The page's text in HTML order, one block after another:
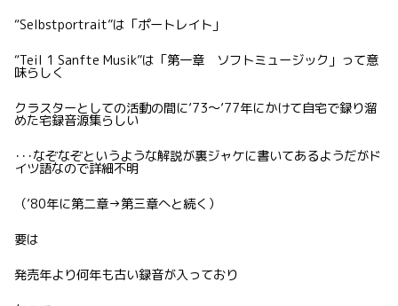
“Selbstportrait”は「ポートレイト」
“Teil 1 Sanfte Musik”は「第一章 ソフトミュージック」って意
味らしく
クラスターとしての活動の間に’73〜’77年にかけて自宅で録り溜
めた宅録音源集らしい
･･･なぞなぞというような解説が裏ジャケに書いてあるようだがド
イツ語なので詳細不明
（’80年に第二章→第三章へと続く）
要は
発売年より何年も古い録音が入っており